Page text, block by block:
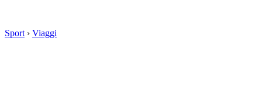
Sport › Viaggi